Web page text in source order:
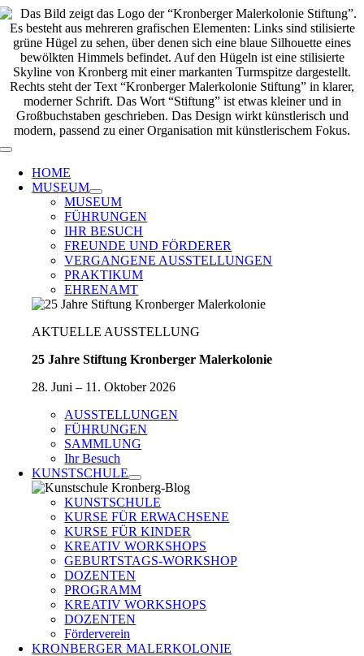
Zum
Inhalt
springen
Toggle
Navigation
HOME
MUSEUM
MUSEUM
FÜHRUNGEN
IHR BESUCH
FREUNDE UND FÖRDERER
VERGANGENE AUSSTELLUNGEN
PRAKTIKUM
EHRENAMT
AKTUELLE AUSSTELLUNG
25 Jahre Stiftung Kronberger Malerkolonie
28. Juni – 11. Oktober 2026
AUSSTELLUNGEN
FÜHRUNGEN
SAMMLUNG
Ihr Besuch
KUNSTSCHULE
KUNSTSCHULE
KURSE FÜR ERWACHSENE
KURSE FÜR KINDER
KREATIV WORKSHOPS
GEBURTSTAGS-WORKSHOP
DOZENTEN
PROGRAMM
KREATIV WORKSHOPS
DOZENTEN
Förderverein
KRONBERGER MALERKOLONIE